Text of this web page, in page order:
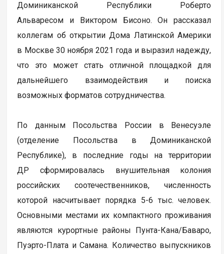
Доминиканской Республики Роберто
Альваресом и Виктором Бисоно. Он рассказал
коллегам об открытии Дома Латинской Америки
в Москве 30 ноября 2021 года и выразил надежду,
что это может стать отличной площадкой для
дальнейшего взаимодействия и поиска
возможных форматов сотрудничества.
По данным Посольства России в Венесуэле
(отделение Посольства в Доминиканской
Республике), в последние годы на территории
ДР сформировалась внушительная колония
российских соотечественников, численность
которой насчитывает порядка 5-6 тыс. человек.
Основными местами их компактного проживания
являются курортные районы Пунта-Кана/Баваро,
Пуэрто-Плата и Самана. Количество выпускников